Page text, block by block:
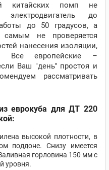
китайских помп не
до
до 50 градусов, а
не проверяется
нанесения изоляции,
Все европейские –
Ваш "день" простоя и
рассматривать
еврокуба для ДТ 220
высокой плотности, в
поддоне. Снизу имеется
горловина 150 мм с
уровня.